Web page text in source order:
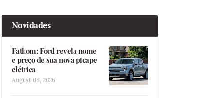
Novidades
Fathom: Ford revela nome
e preço de sua nova picape
elétrica
August 08, 2026